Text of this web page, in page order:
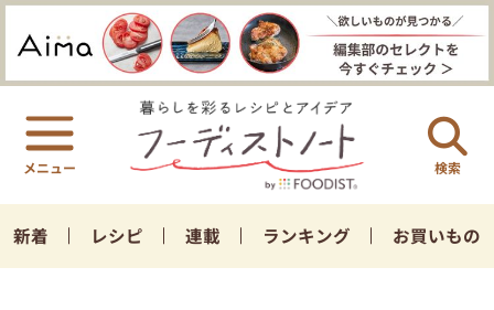
検索
新着 レシピ 連載 ランキング お買いもの